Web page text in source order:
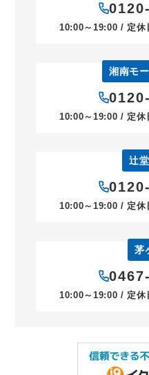
10:00～19:00 / 定休
湘南モ
10:00～19:00 / 定休
辻
10:00～19:00 / 定休
茅
10:00～19:00 / 定休